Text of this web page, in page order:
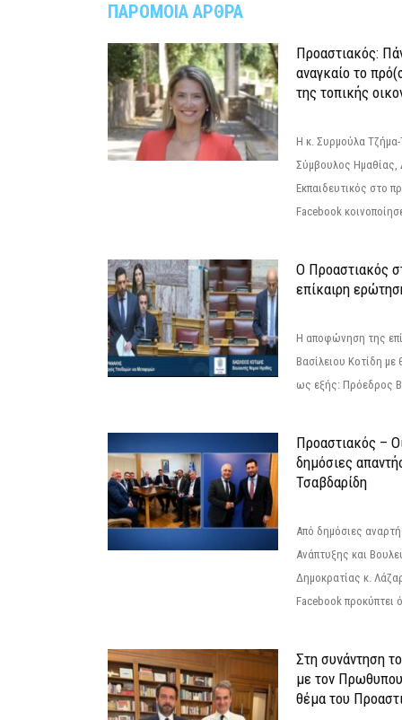
ΠΑΡΟΜΟΙΑ ΑΡΘΡΑ
Προαστιακός:
αναγκαίο το
της τοπικής
Η κ. Συρμούλα
Σύμβουλος Ημαθίας,
Εκπαιδευτικός στο
Facebook
Ο Προαστιακός
επίκαιρη
Η αποφώνηση της
Βασίλειου Κοτίδη με
ως εξής: Πρόεδρος
Προαστιακός –
δημόσιες
Τσαβδαρίδη
Από δημόσιες
Ανάπτυξης και
Δημοκρατίας κ.
Facebook προκύπτει
Στη συνάντηση
με τον
θέμα του